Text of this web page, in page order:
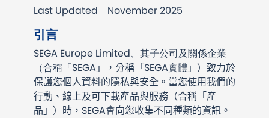
Last Updated
November 2025
引言
SEGA Europe Limited、其子公司及關係企業
（合稱「SEGA 」，分稱「SEGA實體 」）致力於
保護您個人資料的隱私與安全。當您使用我們的
行動、線上及可下載產品與服務（合稱「產
品」）時，SEGA會向您收集不同種類的資訊。